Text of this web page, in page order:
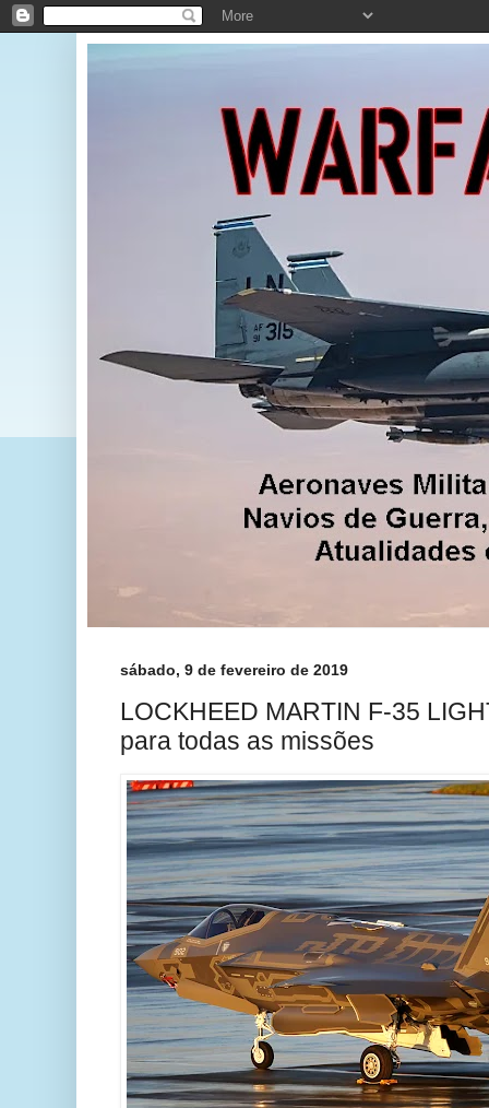
sábado, 9 de fevereiro de 2019
LOCKHEED MARTIN F-35
para todas as missões